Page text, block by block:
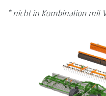
* nicht in Kombination mit